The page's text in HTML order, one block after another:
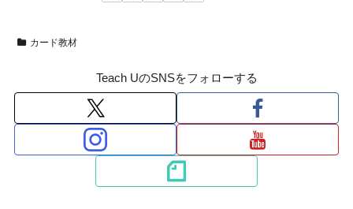
カード教材
Teach UのSNSをフォローする